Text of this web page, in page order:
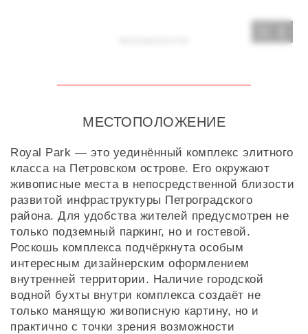
МЕСТОПОЛОЖЕНИЕ
Royal Park — это уединённый комплекс элитного
класса на Петровском острове. Его окружают
живописные места в непосредственной близости
развитой инфраструктуры Петроградского
района. Для удобства жителей предусмотрен не
только подземный паркинг, но и гостевой.
Роскошь комплекса подчёркнута особым
интересным дизайнерским оформлением
внутренней территории. Наличие городской
водной бухты внутри комплекса создаёт не
только манящую живописную картину, но и
практично с точки зрения возможности